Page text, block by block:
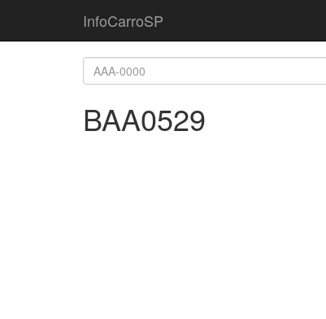
InfoCarroSP
BAA0529